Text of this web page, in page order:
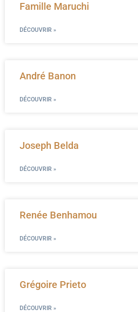
Famille Maruchi
DÉCOUVRIR »
André Banon
DÉCOUVRIR »
Joseph Belda
DÉCOUVRIR »
Renée Benhamou
DÉCOUVRIR »
Grégoire Prieto
DÉCOUVRIR »